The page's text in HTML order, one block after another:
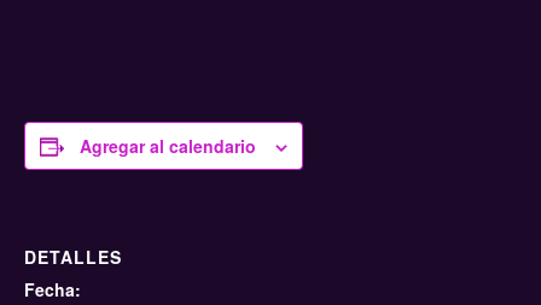
Agregar al calendario
DETALLES
Fecha: